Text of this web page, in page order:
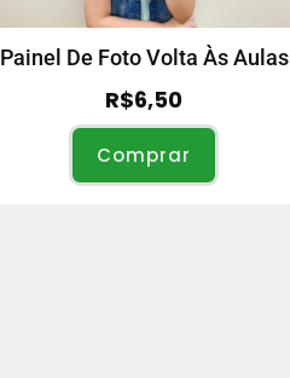
Painel De Foto Volta Às Aulas
R$6,50
Comprar